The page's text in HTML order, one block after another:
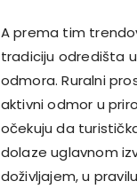
A prema tim
tradiciju odredišta
odmora. Ruralni
aktivni odmor u
očekuju da
dolaze uglavnom
doživljajem, u